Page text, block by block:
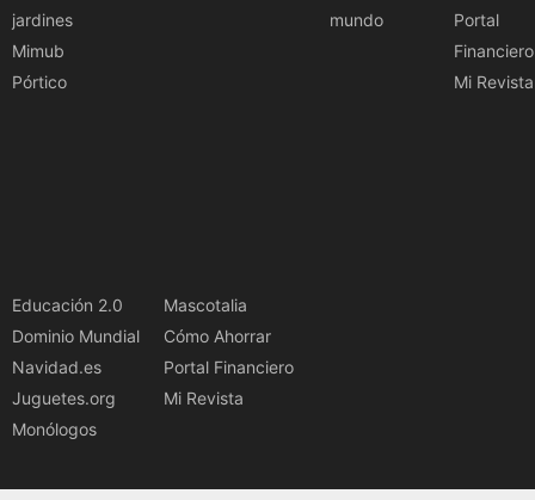
jardines
Mimub
Pórtico
mundo
Portal
Financiero
Mi Revista
Educación 2.0
Dominio Mundial
Navidad.es
Juguetes.org
Monólogos
Mascotalia
Cómo Ahorrar
Portal Financiero
Mi Revista